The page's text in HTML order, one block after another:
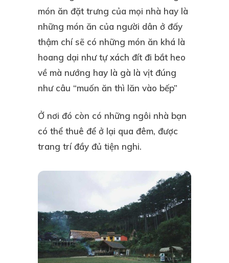
món ăn đặt trưng của mọi nhà hay là
những món ăn của người dân ở đấy
thậm chí sẽ có những món ăn khá là
hoang dại như tự xách đít đi bắt heo
về mà nướng hay là gà là vịt đúng
như câu “muốn ăn thì lăn vào bếp”
Ở nơi đó còn có những ngôi nhà bạn
có thể thuê để ở lại qua đêm, được
trang trí đầy đủ tiện nghi.